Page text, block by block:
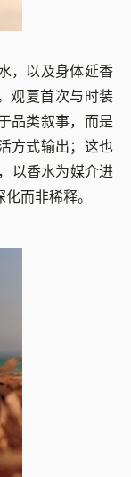
，以及身体延香
观夏首次与时装
品类叙事，而是
方式输出；这也
以香水为媒介进
而非稀释。